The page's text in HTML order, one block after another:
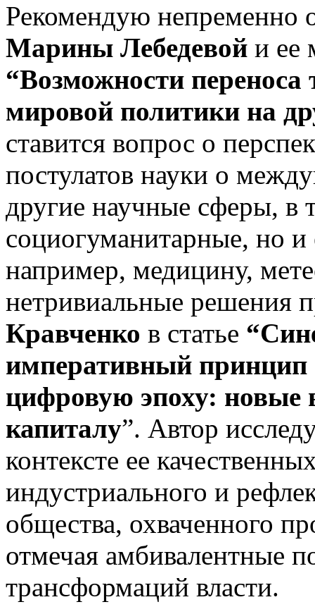
Рекомендую непременно
Марины Лебедевой и ее
“Возможности переноса
мировой политики на
ставится вопрос о
постулатов науки о
другие научные сферы, в
социогуманитарные, но и
например, медицину,
нетривиальные решения
Кравченко в статье
императивный принцип
цифровую эпоху: новые
капиталу”. Автор
контексте ее
индустриального и
общества, охваченного
отмечая амбивалентные
трансформаций власти.